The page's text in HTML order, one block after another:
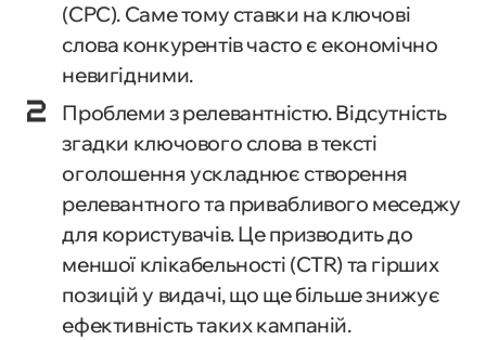
(CPC). Саме тому ставки на ключові
слова конкурентів часто є економічно
невигідними.
Проблеми з релевантністю. Відсутність
згадки ключового слова в тексті
оголошення ускладнює створення
релевантного та привабливого меседжу
для користувачів. Це призводить до
меншої клікабельності (CTR) та гірших
позицій у видачі, що ще більше знижує
ефективність таких кампаній.